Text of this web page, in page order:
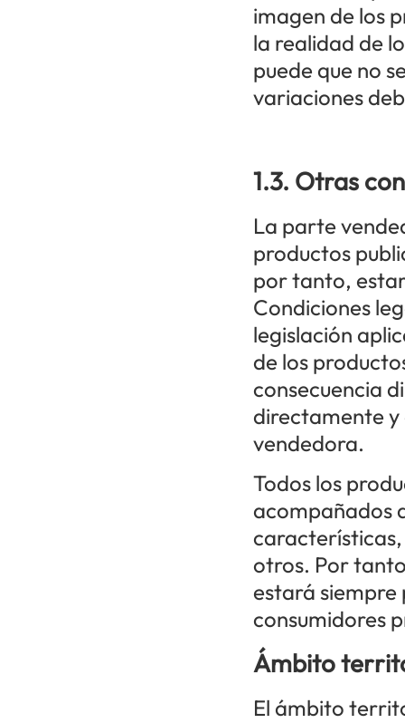
imagen de los
la realidad de
puede que no
variaciones
1.3. Otras
La parte
productos
por tanto,
Condiciones
legislación
de los
consecuencia
directamente y
vendedora.
Todos los
acompañados
características,
otros. Por
estará siempre
consumidores
Ámbito
El ámbito